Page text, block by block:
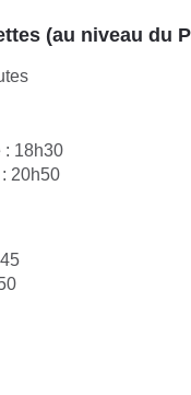
(au niveau du
: 18h30
20h50